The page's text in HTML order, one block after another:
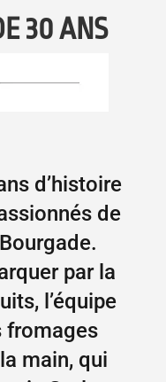
30 ANS
d’histoire
de
par la
l’équipe
fromages
main, qui